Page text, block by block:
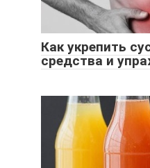
Как укрепить
средства и